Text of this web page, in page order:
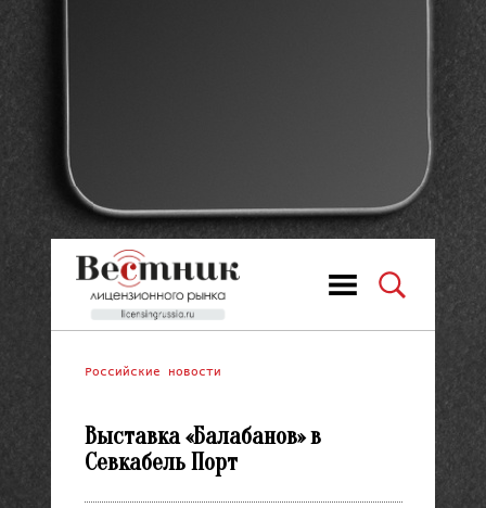
Российские новости
Выставка «Балабанов» в
Севкабель Порт